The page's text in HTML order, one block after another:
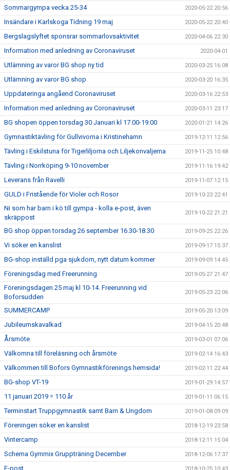
Sommargympa vecka 25-34 2020-05-22 20:56
Insändare i Karlskoga Tidning 19 maj 2020-05-22 20:40
Bergslagslyftet sponsrar sommarlovsaktivitet 2020-04-06 22:30
Information med anledning av Coronaviruset 2020-04-01
Utlämning av varor BG shop ny tid 2020-03-25 16:08
Utlämning av varor BG shop 2020-03-20 16:35
Uppdateringa angåend Coronaviruset 2020-03-16 22:53
Information med anledning av Coronaviruset 2020-03-11 23:17
BG shopen öppen torsdag 30 Januari kl 17.00-19.00 2020-01-21 14:26
Gymnastiktävling för Gullvivorna i Kristinehamn 2019-12-11 12:56
Tävling i Eskilstuna för Tigerliljorna och Liljekonvaljerna 2019-11-25 10:48
Tävling i Norrköping 9-10 november 2019-11-16 19:42
Leverans från Ravelli 2019-11-07 12:15
GULD i Fristående för Violer och Rosor 2019-10-23 22:41
Ni som har barn i kö till gympa - kolla e-post, även
skräppost
2019-10-22 21:21
BG shop öppen torsdag 26 september 16.30-18.30 2019-09-25 22:26
Vi söker en kanslist 2019-09-17 15:37
BG-shop inställd pga sjukdom, nytt datum kommer 2019-09-09 14:45
Föreningsdag med Freerunning 2019-05-27 21:47
Föreningsdagen 25 maj kl 10-14. Freerunning vid
Boforsudden
2019-05-23 22:06
SUMMERCAMP 2019-05-20 13:09
Jubileumskavalkad 2019-04-15 20:48
Årsmöte 2019-03-01 07:06
Välkomna till föreläsning och årsmöte 2019-02-14 16:43
Välkommen till Bofors Gymnastikförenings hemsida! 2019-02-11 22:44
BG-shop VT-19 2019-01-29 14:57
11 januari 2019 = 110 år 2019-01-11 06:15
Terminstart Truppgymnastik samt Barn & Ungdom 2019-01-08 09:09
Föreningen söker en kanslist 2018-12-19 23:58
Vintercamp 2018-12-11 15:04
Schema Gymmix Gruppträning December 2018-12-06 17:37
E-post 2018-10-25 10:43